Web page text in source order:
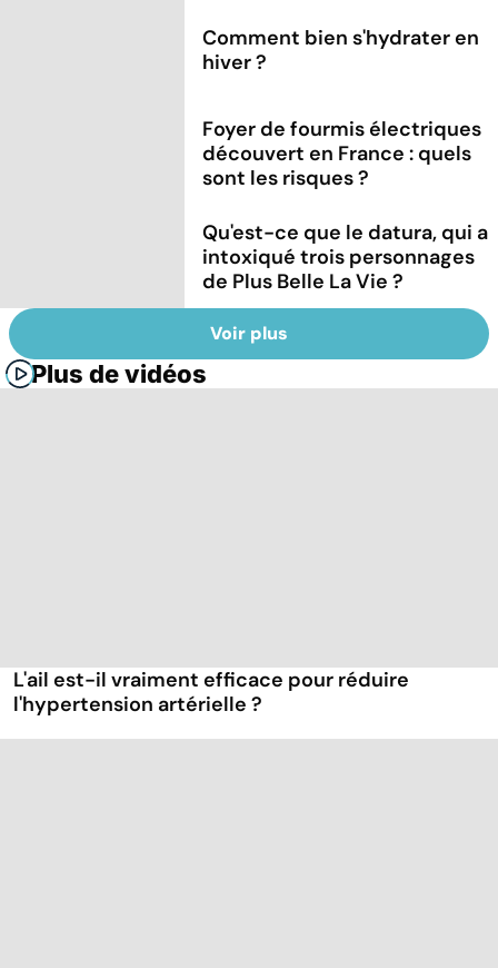
Comment bien s'hydrater en
hiver ?
Foyer de fourmis électriques
découvert en France : quels
sont les risques ?
Qu'est-ce que le datura, qui a
intoxiqué trois personnages
de Plus Belle La Vie ?
Voir plus
Plus de vidéos
L'ail est-il vraiment efficace pour réduire
l'hypertension artérielle ?